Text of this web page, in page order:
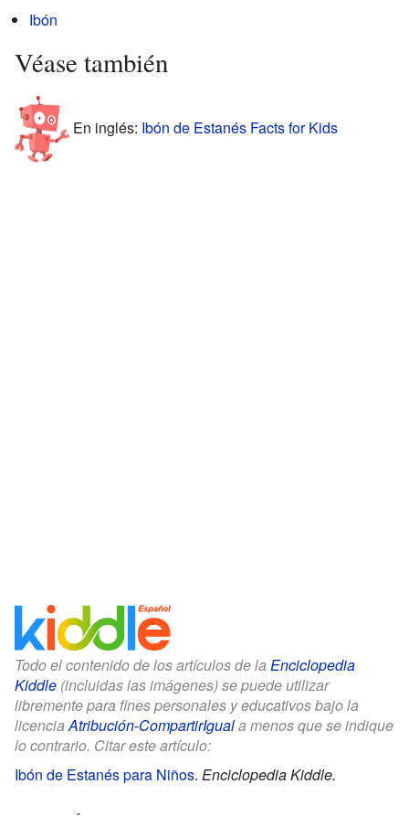
Ibón
Véase también
En inglés: Ibón de Estanés Facts for Kids
Todo el contenido de los artículos de la Enciclopedia
Kiddle (incluidas las imágenes) se puede utilizar
libremente para fines personales y educativos bajo la
licenciaAtribución-CompartirIguala menos que se indique
lo contrario. Citar este artículo:
Ibón de Estanés para Niños. Enciclopedia Kiddle.